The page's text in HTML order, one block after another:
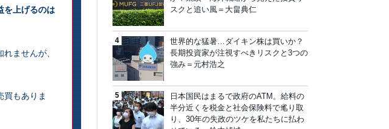
を上げるのは
ませんが、
買もありま
スクと追い風＝大畠典仁
世界的な猛暑…ダイキン株は買いか？
長期投資家が注視すべきリスクと3つの
強み＝元村浩之
日本国民はまるで政府のATM。給料の
半分近くを税金と社会保険料で毟り取
り、30年の失政のツケを私たちに払わ